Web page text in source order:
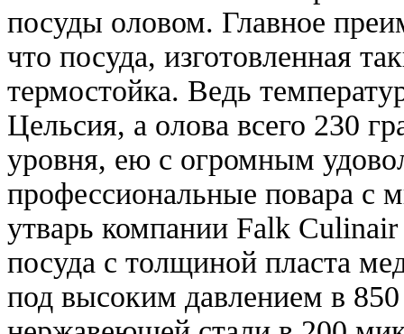
посуды оловом. Главное
что посуда, изготовленная
термостойка. Ведь
Цельсия, а олова всего 230
уровня, ею с огромным
профессиональные повара с
утварь компании Falk
посуда с толщиной пласта
под высоким давлением в